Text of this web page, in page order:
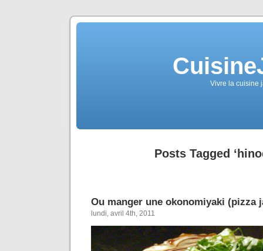
Vivre la cuisine
Posts Tagged
Ou manger une okonomiyaki (pizza
lundi, avril 4th, 2011